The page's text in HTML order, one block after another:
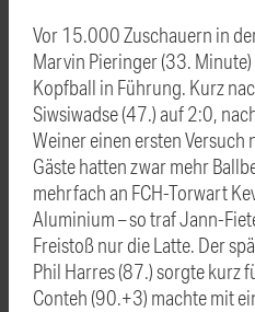
Vor 15.000 Zuschauern in
Marvin Pieringer (33.
Kopfball in Führung. Kurz
Siwsiwadse (47.) auf 2:0,
Weiner einen ersten
Gäste hatten zwar mehr
mehrfach an FCH-Torwart
Aluminium – so traf Jann-
Freistoß nur die Latte. Der
Phil Harres (87.) sorgte kurz
Conteh (90.+3) machte mit